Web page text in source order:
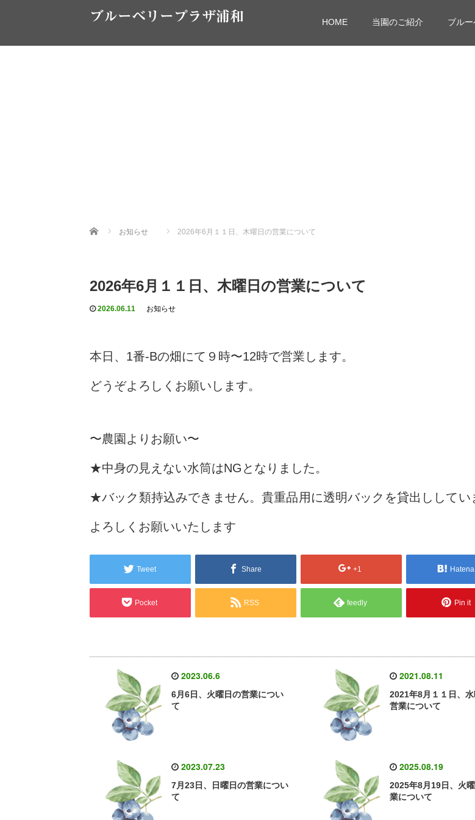
ブルーベリープラザ浦和 HOME 当園のご紹介 ブル
Home お知らせ 2026年6月１１日、木曜日の営業について
2026年6月１１日、木曜日の営業について
2026.06.11 お知らせ
本日、1番-Bの畑にて９時〜12時で営業します。
どうぞよろしくお願いします。
〜農園よりお願い〜
★中身の見えない水筒はNGとなりました。
★バック類持込みできません。貴重品用に透明バックを貸出ししてい
よろしくお願いいたします
Tweet Share +1 Hatena
Pocket RSS feedly Pin it
2023.06.6
6月6日、火曜日の営業につい
て
2021.08.11
2021年8月１１日、
営業について
2023.07.23
7月23日、日曜日の営業につい
て
2025.08.19
2025年8月19日、火
業について